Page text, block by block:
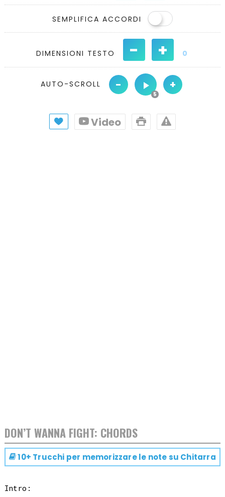
SEMPLIFICA ACCORDI
DIMENSIONI TESTO - + 0
AUTO-SCROLL - +
Video
DON’T WANNA FIGHT: CHORDS
10+ Trucchi per memorizzare le note su Chitarra